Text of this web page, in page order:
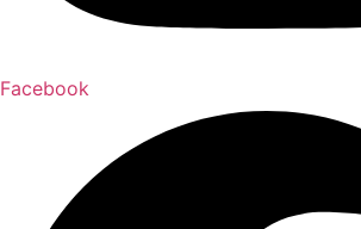
Facebook